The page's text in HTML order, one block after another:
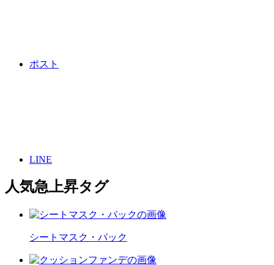
ポスト
LINE
人気急上昇タグ
シートマスク・パック